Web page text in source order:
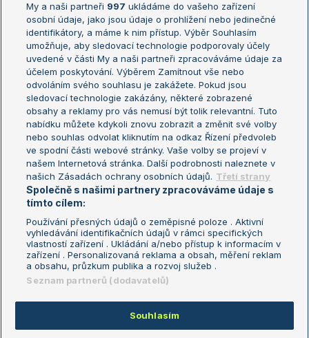
Žebříček ATP (muži)
Žebříček WTA (ženy)
Sázkařský žebříček
Australian Open
French Open
Wimbledon
US Open
Turnaj mistrů
Turnaj mistryň
Aktualní trendy
Fotbalové přestupy
Livesport Daily
LS Prague Open
Podmínky užití
Nastavení soukromí
GDPR a žurnalistika
Reklama
Kontakt
Informace o zpracování osobních
údajů
Copyright © 2008-2026 TenisPortal.cz. Využíváme zpravodajství ČTK.
My a naši partneři 997 ukládáme do vašeho zařízení
osobní údaje, jako jsou údaje o prohlížení nebo jedinečné
identifikátory, a máme k nim přístup. Výběr Souhlasím
umožňuje, aby sledovací technologie podporovaly účely
uvedené v části My a naši partneři zpracováváme údaje za
účelem poskytování. Výběrem Zamítnout vše nebo
odvoláním svého souhlasu je zakážete. Pokud jsou
sledovací technologie zakázány, některé zobrazené
obsahy a reklamy pro vás nemusí být tolik relevantní. Tuto
nabídku můžete kdykoli znovu zobrazit a změnit své volby
nebo souhlas odvolat kliknutím na odkaz Řízení předvoleb
ve spodní části webové stránky. Vaše volby se projeví v
našem Internetová stránka. Další podrobnosti naleznete v
našich Zásadách ochrany osobních údajů. Třetí strany
Společně s našimi partnery zpracováváme údaje s
tímto cílem:
Používání přesných údajů o zeměpisné poloze . Aktivní
vyhledávání identifikačních údajů v rámci specifických
vlastností zařízení . Ukládání a/nebo přístup k informacím v
zařízení . Personalizovaná reklama a obsah, měření reklam
a obsahu, průzkum publika a rozvoj služeb .
Seznam partnerů (dodavatelů)
Souhlasím